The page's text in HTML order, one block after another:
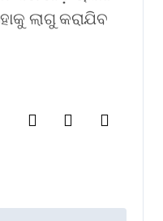
ଲାଗୁ କରାଯିବ